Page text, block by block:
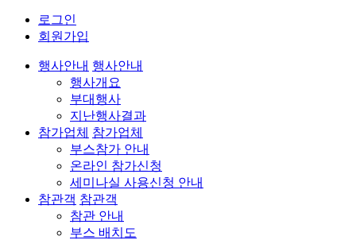
로그인
회원가입
행사안내 행사안내
행사개요
부대행사
지난행사결과
참가업체 참가업체
부스참가 안내
온라인 참가신청
세미나실 사용신청 안내
참관객 참관객
참관 안내
부스 배치도